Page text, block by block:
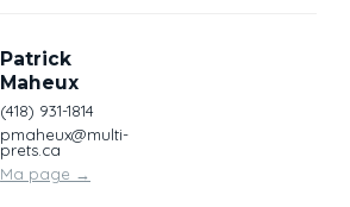
Patrick
Maheux
(418) 931-1814
pmaheux@multi-
prets.ca
Ma page →